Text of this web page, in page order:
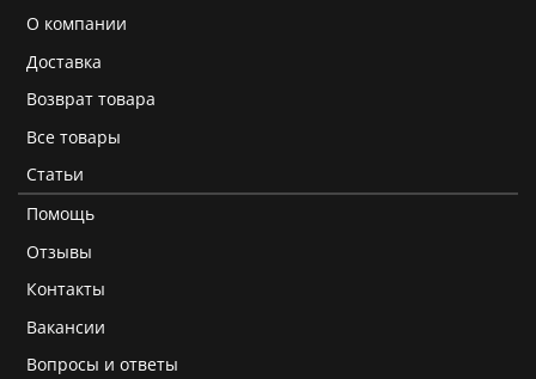
О компании
Доставка
Возврат товара
Все товары
Статьи
Помощь
Отзывы
Контакты
Вакансии
Вопросы и ответы